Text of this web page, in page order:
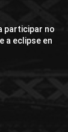
participar no
a eclipse en